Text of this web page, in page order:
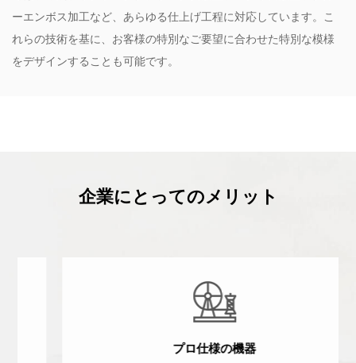
ーエンボス加工など、あらゆる仕上げ工程に対応しています。こ
れらの技術を基に、お客様の特別なご要望に合わせた特別な模様
をデザインすることも可能です。
企業にとってのメリット
プロ仕様の機器